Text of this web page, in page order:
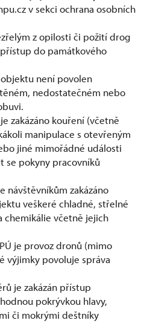
v sekci ochrana osobních
z opilosti či požití drog
do památkového
není povolen
nedostatečném nebo
zakázáno kouření (včetně
manipulace s otevřeným
jiné mimořádné události
se pokyny pracovníků
zakázáno
veškeré chladné, střelné
chemikálie včetně jejich
je provoz dronů (mimo
výjimky povoluje správa
je zakázán přístup
pokrývkou hlavy,
či mokrými deštníky